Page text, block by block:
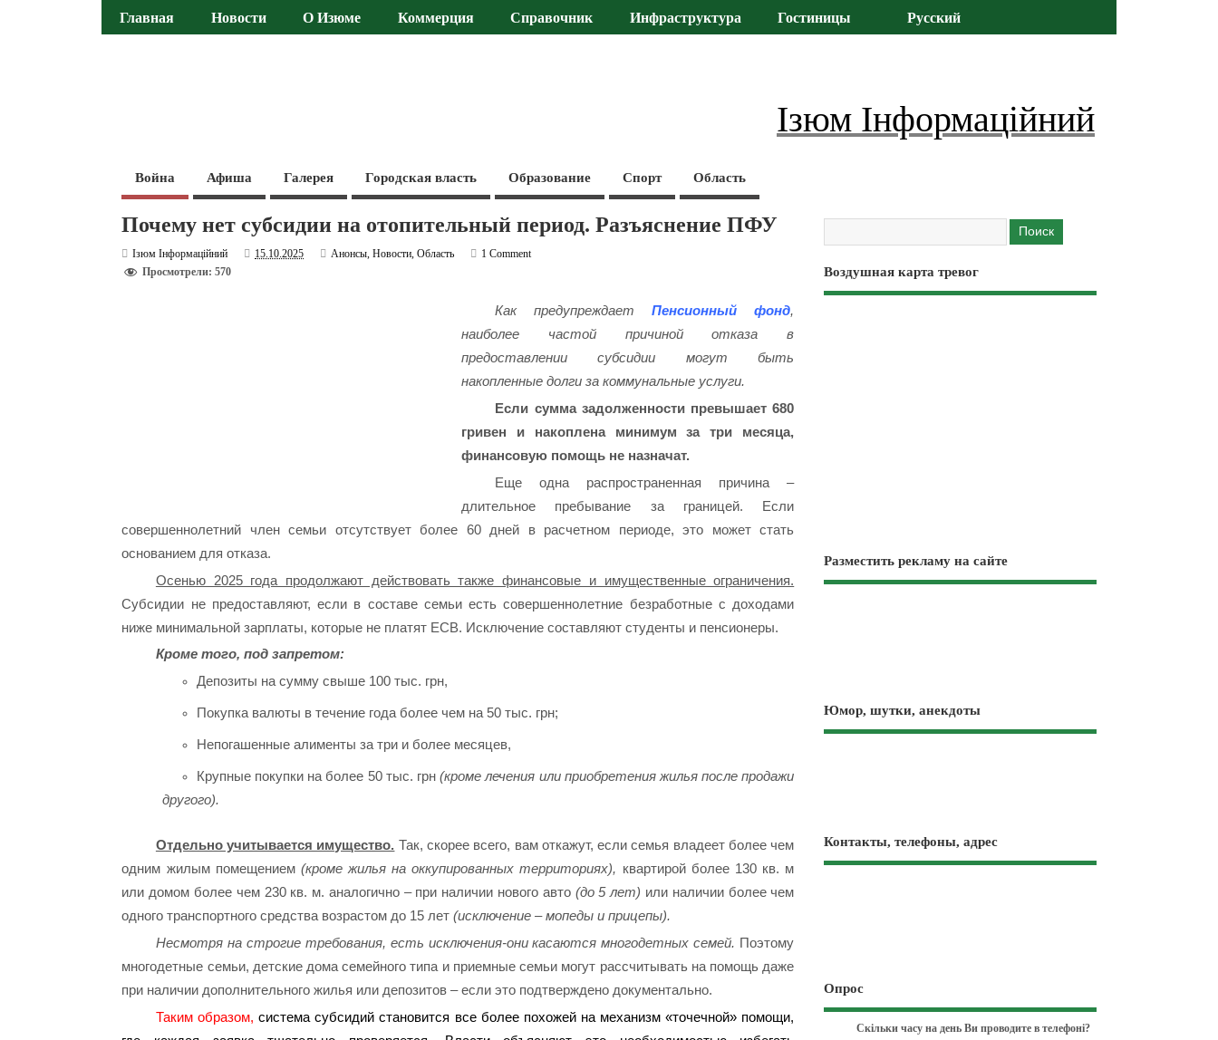
Главная Новости О Изюме Коммерция Справочник Инфраструктура Гостиницы Русский
Ізюм Інформаційний
Война Афиша Галерея Городская власть Образование Спорт Область
Почему нет субсидии на отопительный период. Разъяснение ПФУ
Ізюм Інформаційний 15.10.2025 Анонсы,Новости,Область
1 Comment
Просмотрели: 570
Как предупреждаетПенсионный фонд,
наиболее частой причиной отказа в
предоставлении субсидии могут быть
накопленные долги за коммунальные услуги.
Если сумма задолженности превышает 680
гривен и накоплена минимум за три месяца,
финансовую помощь не назначат.
Еще одна распространенная причина –
длительное пребывание за границей. Если
совершеннолетний член семьи отсутствует более 60 дней в расчетном периоде, это может стать
основанием для отказа.
Осенью 2025 года продолжают действовать также финансовые и имущественные ограничения.
Субсидии не предоставляют, если в составе семьи есть совершеннолетние безработные с доходами
ниже минимальной зарплаты, которые не платят ЕСВ. Исключение составляют студенты и пенсионеры.
Кроме того, под запретом:
Депозиты на сумму свыше 100 тыс. грн,
Покупка валюты в течение года более чем на 50 тыс. грн;
Непогашенные алименты за три и более месяцев,
Крупные покупки на более 50 тыс. грн(кроме лечения или приобретения жилья после продажи
другого).
Отдельно учитывается имущество. Так, скорее всего, вам откажут, если семья владеет более чем
одним жилым помещением (кроме жилья на оккупированных территориях), квартирой более 130 кв. м
или домом более чем 230 кв. м. аналогично – при наличии нового авто (до 5 лет) или наличии более чем
одного транспортного средства возрастом до 15 лет(исключение – мопеды и прицепы).
Несмотря на строгие требования, есть исключения-они касаются многодетных семей. Поэтому
многодетные семьи, детские дома семейного типа и приемные семьи могут рассчитывать на помощь даже
при наличии дополнительного жилья или депозитов – если это подтверждено документально.
Таким образом, система субсидий становится все более похожей на механизм «точечной» помощи,
Воздушная карта тревог
Разместить рекламу на сайте
Юмор, шутки, анекдоты
Контакты, телефоны, адрес
Опрос
Скільки часу на день Ви проводите в телефоні?